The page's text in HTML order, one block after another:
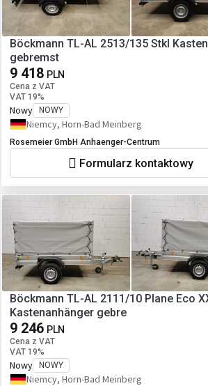
Böckmann TL-AL 2513/135 Stkl
gebremst
9 418 PLN
Cena z VAT
VAT 19%
Nowy NOWY
Niemcy, Horn-Bad Meinberg
Rosemeier GmbH Anhaenger-Centrum
Formularz kontaktowy
Böckmann TL-AL 2111/10 Plane Eco
Kastenanhänger gebre
9 246 PLN
Cena z VAT
VAT 19%
Nowy NOWY
Niemcy, Horn-Bad Meinberg